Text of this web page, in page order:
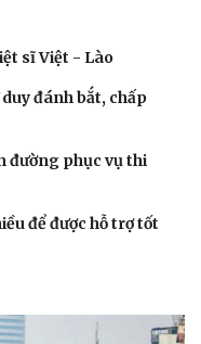
sĩ Việt - Lào
đánh bắt, chấp
đường phục vụ thi
để được hỗ trợ tốt